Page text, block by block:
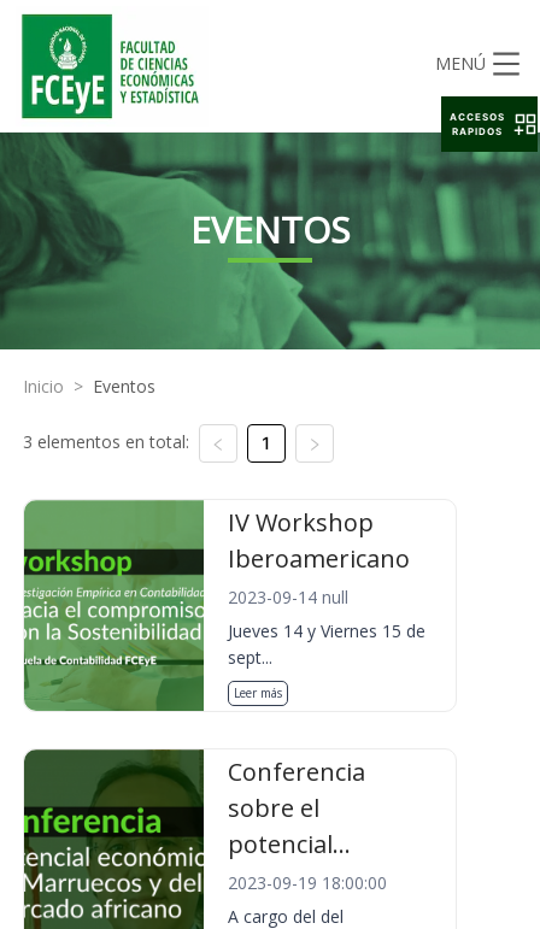
MENÚ
EVENTOS
Inicio > Eventos
3 elementos en total: 1
IV Workshop
Iberoamericano
2023-09-14 null
Jueves 14 y Viernes 15 de
sept...
Leer más
Conferencia
sobre el
potencial...
2023-09-19 18:00:00
A cargo del del
ACCESOS
RAPIDOS